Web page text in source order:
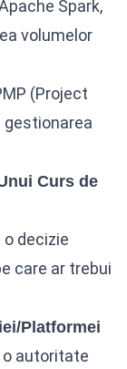
Spark,
volumelor
(Project
Curs de
decizie
care ar trebui
Platformei
autoritate